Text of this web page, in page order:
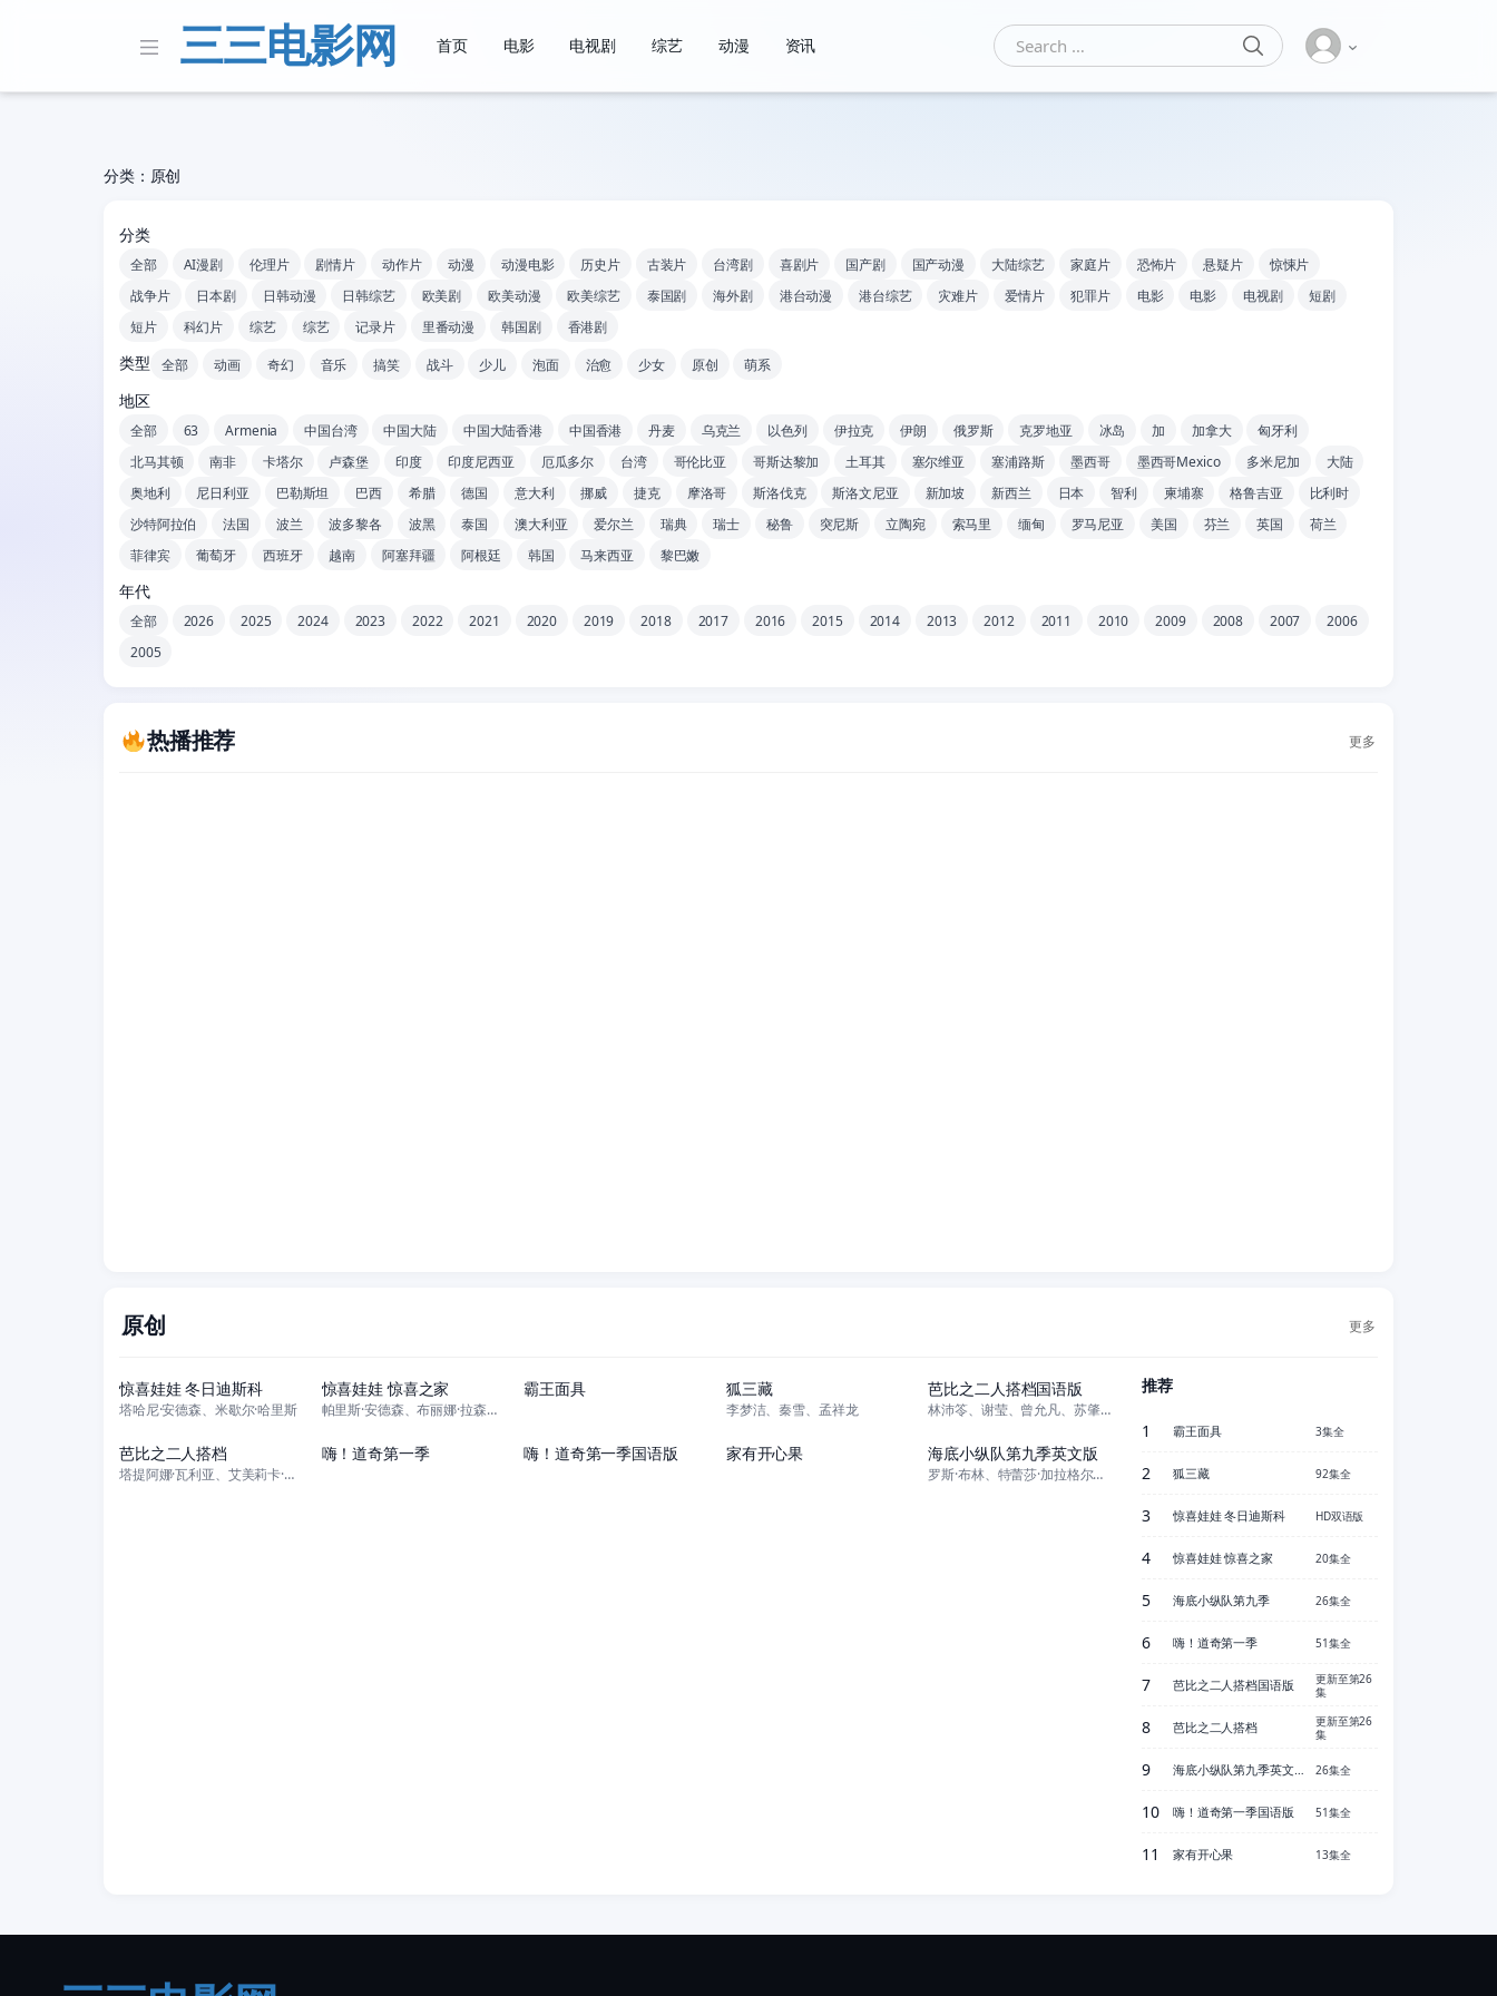
三三电影网 首页 电影 电视剧 综艺 动漫 资讯
Search for:
SEARCH
分类：原创
分类
全部 AI漫剧 伦理片 剧情片 动作片 动漫 动漫电影 历史片 古装片 台湾剧 喜剧片 国产剧 国产动漫 大陆综艺 家庭片 恐怖片 悬疑片
惊悚片
战争片
日本剧 日韩动漫 日韩综艺 欧美剧 欧美动漫 欧美综艺 泰国剧 海外剧 港台动漫 港台综艺 灾难片 爱情片 犯罪片 电影 电影 电视剧
短剧
短片
科幻片 综艺 综艺 记录片 里番动漫 韩国剧 香港剧
类型 全部 动画 奇幻 音乐 搞笑 战斗 少儿 泡面 治愈 少女 原创 萌系
地区
全部 63 Armenia 中国台湾 中国大陆 中国大陆香港 中国香港 丹麦 乌克兰 以色列 伊拉克 伊朗 俄罗斯 克罗地亚 冰岛 加 加拿大
匈牙利
北马其顿
南非 卡塔尔 卢森堡 印度 印度尼西亚 厄瓜多尔 台湾 哥伦比亚 哥斯达黎加 土耳其 塞尔维亚 塞浦路斯 墨西哥 墨西哥Mexico 多米尼加
大陆
奥地利
尼日利亚 巴勒斯坦 巴西 希腊 德国 意大利 挪威 捷克 摩洛哥 斯洛伐克 斯洛文尼亚 新加坡 新西兰 日本 智利 柬埔寨 格鲁吉亚
比利时
沙特阿拉伯
法国 波兰 波多黎各 波黑 泰国 澳大利亚 爱尔兰 瑞典 瑞士 秘鲁 突尼斯 立陶宛 索马里 缅甸 罗马尼亚 美国 芬兰 英国
荷兰
菲律宾
葡萄牙 西班牙 越南 阿塞拜疆 阿根廷 韩国 马来西亚 黎巴嫩
年代
全部 2026 2025 2024 2023 2022 2021 2020 2019 2018 2017 2016 2015 2014 2013 2012 2011 2010 2009 2008 2007
2006
2005
热播推荐 更多
原创
更多
惊喜娃娃 冬日迪斯科
塔哈尼·安德森、米歇尔·哈里斯
惊喜娃娃 惊喜之家
帕里斯·安德森、布丽娜·拉森、索尼娅·克鲁格、弗兰琪·凯维奇、萨布丽娜·
霸王面具 狐三藏
李梦洁、秦雪、孟祥龙
芭比之二人搭档国语版
林沛笭、谢莹、曾允凡、苏肇华、李佳璇
更新至第26集
芭比之二人搭档
塔提阿娜·瓦利亚、艾美莉卡·杨、尼可拉斯·罗耶、克里斯滕·戴伊
51集全
嗨！道奇第一季 嗨！道奇第一季国语版
13集全
家有开心果
26集全
海底小纵队第九季英文版
罗斯·布林、特蕾莎·加拉格尔、基思·威克姆
推荐
1 霸王面具 3集全
2 狐三藏 92集全
3 惊喜娃娃 冬日迪斯科 HD双语版
4 惊喜娃娃 惊喜之家 20集全
5 海底小纵队第九季 26集全
6 嗨！道奇第一季 51集全
7 芭比之二人搭档国语版
更新至第26
集
8 芭比之二人搭档
更新至第26
集
9 海底小纵队第九季英文版 26集全
10 嗨！道奇第一季国语版 51集全
11 家有开心果 13集全